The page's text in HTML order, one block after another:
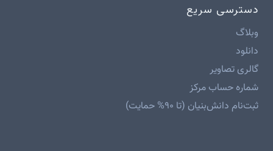
دسترسی سریع
وبلاگ
دانلود
گالری تصاویر
شماره حساب مرکز
ثبت‌نام دانش‌بنیان (تا ۹۰% حمایت)